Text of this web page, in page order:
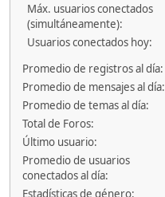
Máx. usuarios conectados
(simultáneamente):
Usuarios conectados hoy:
Promedio de registros al día:
Promedio de mensajes al día:
Promedio de temas al día:
Total de Foros:
Último usuario:
Promedio de usuarios
conectados al día:
Estadísticas de género: